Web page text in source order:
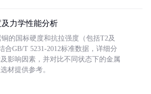
力学性能分析
的国标硬度和抗拉强度（包括T2及
合GB/T 5231-2012标准数据，详细分
影响因素，并对比不同状态下的金属
材提供参考。